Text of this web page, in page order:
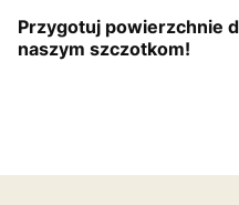
Przygotuj powierzchnie
naszym szczotkom!